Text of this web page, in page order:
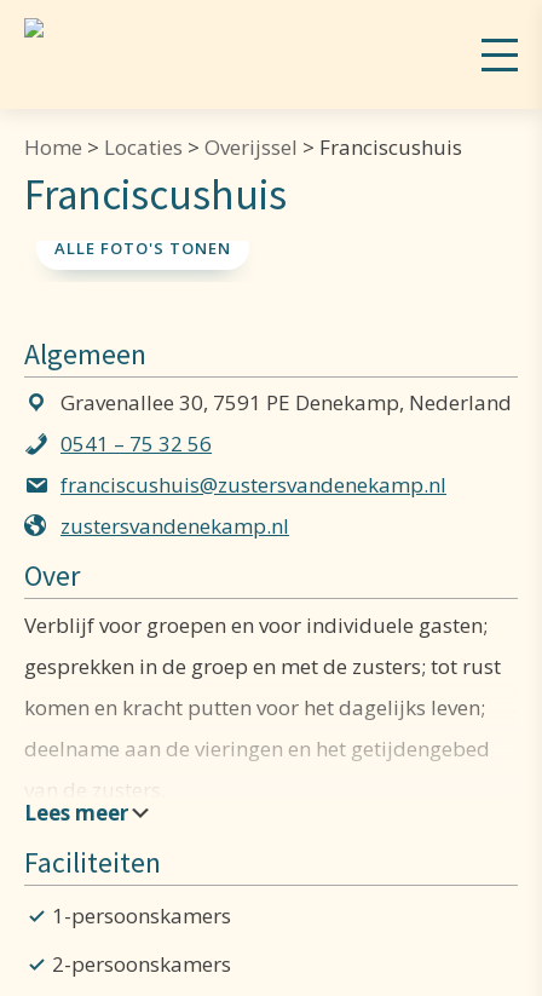
Home > Locaties > Overijssel > Franciscushuis
Franciscushuis
ALLE FOTO'S TONEN
Algemeen
Gravenallee 30, 7591 PE Denekamp, Nederland
0541 – 75 32 56
franciscushuis@zustersvandenekamp.nl
zustersvandenekamp.nl
Over
Verblijf voor groepen en voor individuele gasten;
gesprekken in de groep en met de zusters; tot rust
komen en kracht putten voor het dagelijks leven;
deelname aan de vieringen en het getijdengebed
van de zusters.
Faciliteiten
1-persoonskamers
2-persoonskamers